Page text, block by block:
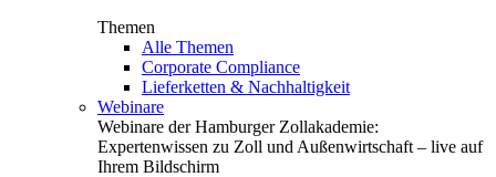
Themen
Alle Themen
Corporate Compliance
Lieferketten & Nachhaltigkeit
Webinare
Webinare der Hamburger Zollakademie:
Expertenwissen zu Zoll und Außenwirtschaft – live auf
Ihrem Bildschirm